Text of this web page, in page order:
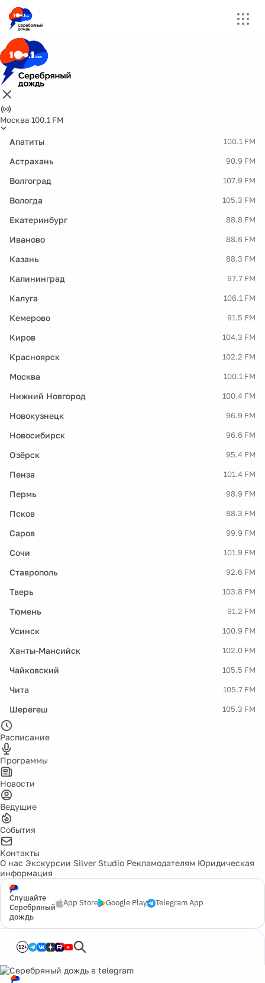
Москва 100.1 FM
Апатиты 100.1 FM
Астрахань 90.9 FM
Волгоград 107.9 FM
Вологда 105.3 FM
Екатеринбург 88.8 FM
Иваново 88.6 FM
Казань 88.3 FM
Калининград 97.7 FM
Калуга 106.1 FM
Кемерово 91.5 FM
Киров 104.3 FM
Красноярск 102.2 FM
Москва 100.1 FM
Нижний Новгород 100.4 FM
Новокузнецк 96.9 FM
Новосибирск 96.6 FM
Озёрск 95.4 FM
Пенза 101.4 FM
Пермь 98.9 FM
Псков 88.3 FM
Саров 99.9 FM
Сочи 101.9 FM
Ставрополь 92.6 FM
Тверь 103.8 FM
Тюмень 91.2 FM
Усинск 100.9 FM
Ханты-Мансийск 102.0 FM
Чайковский 105.5 FM
Чита 105.7 FM
Шерегеш 105.3 FM
Расписание
Программы
Новости
Ведущие
События
Контакты
О нас Экскурсии Silver Studio Рекламодателям Юридическая
информация
Слушайте
Серебряный
дождь
App Store Google Play Telegram App
12+